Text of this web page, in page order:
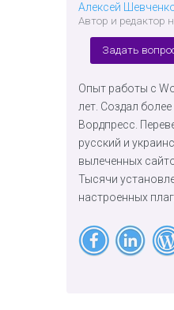
Алексей
Автор и редактор
Задать
Опыт работы с
лет. Создал
Вордпресс.
русский и
вылеченных
Тысячи
настроенных